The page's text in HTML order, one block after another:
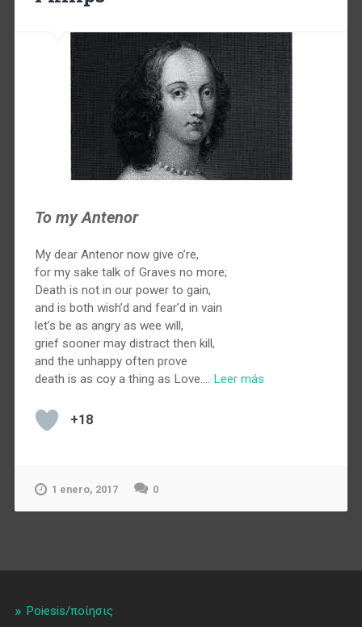
To my Antenor
My dear Antenor now give o’re,
for my sake talk of Graves no more;
Death is not in our power to gain,
and is both wish’d and fear’d in vain
let’s be as angry as wee will,
grief sooner may distract then kill,
and the unhappy often prove
death is as coy a thing as Love.… Leer más
+18
1 enero, 2017 0
Poiesis/ποίησις